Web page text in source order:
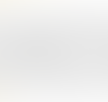
d’un salarié
La
CRS peut
qu’une mise